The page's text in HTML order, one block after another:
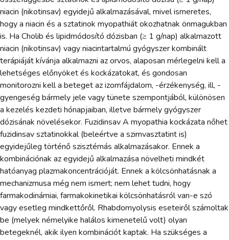
niacin (nikotinsav) egyidejű alkalmazásával, mivel ismeretes,
hogy a niacin és a sztatinok myopathiát okozhatnak önmagukban
is. Ha Cholib és lipidmódosító dózisban (≥ 1 g/nap) alkalmazott
niacin (nikotinsav) vagy niacintartalmú gyógyszer kombinált
terápiáját kívánja alkalmazni az orvos, alaposan mérlegelni kell a
lehetséges előnyöket és kockázatokat, és gondosan
monitorozni kell a beteget az izomfájdalom, -érzékenység, ill, -
gyengeség bármely jele vagy tünete szempontjából, különösen
a kezelés kezdeti hónapjaiban, illetve bármely gyógyszer
dózisának növelésekor. Fuzidinsav A myopathia kockázata nőhet
fuzidinsav sztatinokkal (beleértve a szimvasztatint is)
egyidejűleg történő szisztémás alkalmazásakor. Ennek a
kombinációnak az egyidejű alkalmazása növelheti mindkét
hatóanyag plazmakoncentrációját. Ennek a kölcsönhatásnak a
mechanizmusa még nem ismert; nem lehet tudni, hogy
farmakodinámiai, farmakokinetikai kölcsönhatásról van-e szó
vagy esetleg mindkettőről. Rhabdomyolysis eseteiről számoltak
be (melyek némelyike halálos kimenetelű volt) olyan
betegeknél, akik ilyen kombinációt kaptak. Ha szükséges a